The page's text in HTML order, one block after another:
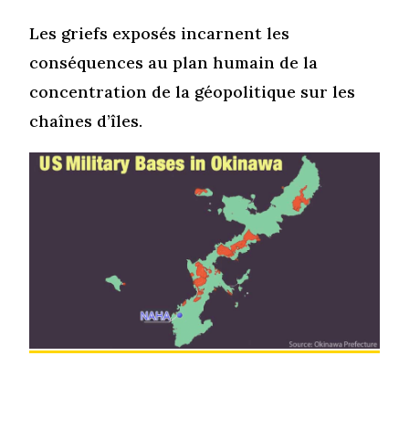
Les griefs exposés incarnent les
conséquences au plan humain de la
concentration de la géopolitique sur les
chaînes d’îles.